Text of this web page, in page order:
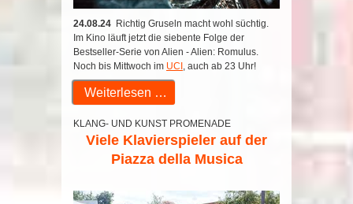
24.08.24 Richtig Gruseln macht wohl süchtig.
Im Kino läuft jetzt die siebente Folge der
Bestseller-Serie von Alien - Alien: Romulus.
Noch bis Mittwoch im UCI , auch ab 23 Uhr!
Weiterlesen …
KLANG- UND KUNST PROMENADE
Viele Klavierspieler auf der
Piazza della Musica